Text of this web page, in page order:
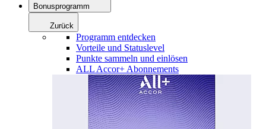
Bonusprogramm
Zurück
Programm entdecken
Vorteile und Statuslevel
Punkte sammeln und einlösen
ALL Accor+ Abonnements